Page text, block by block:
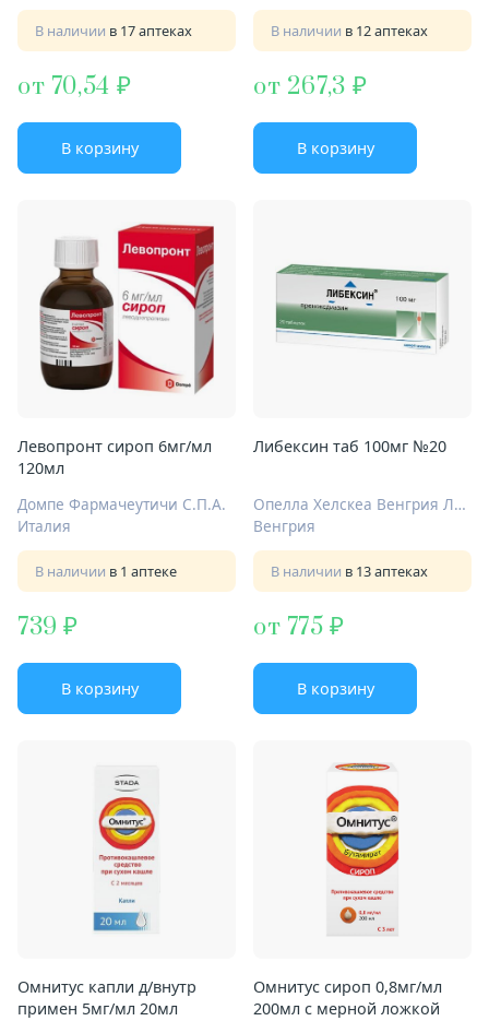
В наличии в 17 аптеках
от 70,54
В корзину
В наличии в 12 аптеках
от 267,3
В корзину
Левопронт сироп 6мг/мл
120мл
Домпе Фармачеутичи С.П.А.
Италия
В наличии в 1 аптеке
739
В корзину
Либексин таб 100мг №20
Опелла Хелскеа Венгрия Лтд.
Венгрия
В наличии в 13 аптеках
от 775
В корзину
Омнитус капли д/внутр
примен 5мг/мл 20мл
Омнитус сироп 0,8мг/мл
200мл с мерной ложкой